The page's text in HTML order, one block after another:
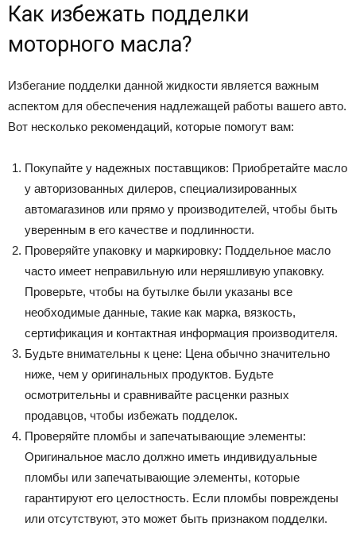
Как избежать подделки
моторного масла?
Избегание подделки данной жидкости является важным
аспектом для обеспечения надлежащей работы вашего авто.
Вот несколько рекомендаций, которые помогут вам:
Покупайте у надежных поставщиков: Приобретайте масло
у авторизованных дилеров, специализированных
автомагазинов или прямо у производителей, чтобы быть
уверенным в его качестве и подлинности.
Проверяйте упаковку и маркировку: Поддельное масло
часто имеет неправильную или неряшливую упаковку.
Проверьте, чтобы на бутылке были указаны все
необходимые данные, такие как марка, вязкость,
сертификация и контактная информация производителя.
Будьте внимательны к цене: Цена обычно значительно
ниже, чем у оригинальных продуктов. Будьте
осмотрительны и сравнивайте расценки разных
продавцов, чтобы избежать подделок.
Проверяйте пломбы и запечатывающие элементы:
Оригинальное масло должно иметь индивидуальные
пломбы или запечатывающие элементы, которые
гарантируют его целостность. Если пломбы повреждены
или отсутствуют, это может быть признаком подделки.